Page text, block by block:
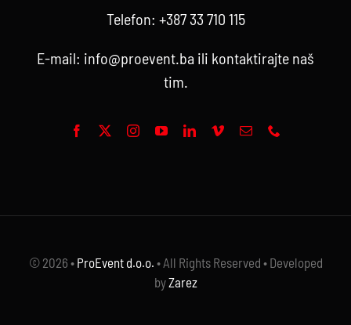
Telefon: +387 33 710 115
E-mail: info@proevent.ba ili kontaktirajte naš
tim.
© 2026 • ProEvent d.o.o. • All Rights Reserved • Developed
byZarez